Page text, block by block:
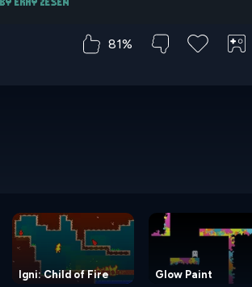
81%
Igni: Child of Fire Glow Paint